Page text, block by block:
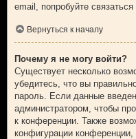
email, попробуйте
Вернуться к началу
Почему я не могу войти?
Существует несколько
убедитесь, что вы
пароль. Если данные
администратором, чтобы
к конференции. Также
конфигурации